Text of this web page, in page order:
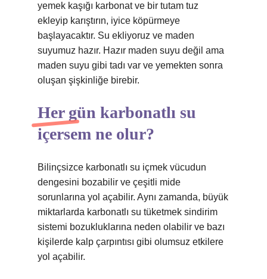
yemek kaşığı karbonat ve bir tutam tuz
ekleyip karıştırın, iyice köpürmeye
başlayacaktır. Su ekliyoruz ve maden
suyumuz hazır. Hazır maden suyu değil ama
maden suyu gibi tadı var ve yemekten sonra
oluşan şişkinliğe birebir.
Her gün karbonatlı su
içersem ne olur?
Bilinçsizce karbonatlı su içmek vücudun
dengesini bozabilir ve çeşitli mide
sorunlarına yol açabilir. Aynı zamanda, büyük
miktarlarda karbonatlı su tüketmek sindirim
sistemi bozukluklarına neden olabilir ve bazı
kişilerde kalp çarpıntısı gibi olumsuz etkilere
yol açabilir.